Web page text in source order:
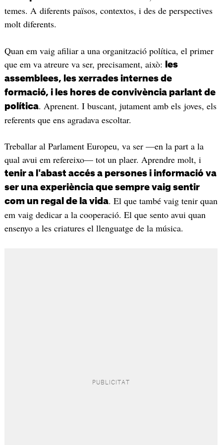
temes. A diferents països, contextos, i des de perspectives
molt diferents.
Quan em vaig afiliar a una organització política, el primer
que em va atreure va ser, precisament, això:
les
assemblees, les xerrades internes de
formació, i les hores de convivència parlant de
política. Aprenent. I buscant, jutament amb els joves, els
referents que ens agradava escoltar.
Treballar al Parlament Europeu, va ser —en la part a la
qual avui em refereixo— tot un plaer. Aprendre molt, i
tenir a l'abast accés a persones i informació va
ser una experiència que sempre vaig sentir
com un regal de la vida. El que també vaig tenir quan
em vaig dedicar a la cooperació. El que sento avui quan
ensenyo a les criatures el llenguatge de la música.